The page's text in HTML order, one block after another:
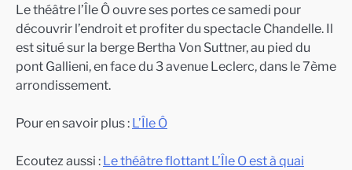
Le théâtre l’Île Ô ouvre ses portes ce samedi pour
découvrir l’endroit et profiter du spectacle Chandelle. Il
est situé sur la berge Bertha Von Suttner, au pied du
pont Gallieni, en face du 3 avenue Leclerc, dans le 7ème
arrondissement.
Pour en savoir plus : L’Île Ô
Ecoutez aussi : Le théâtre flottant L’Île O est à quai